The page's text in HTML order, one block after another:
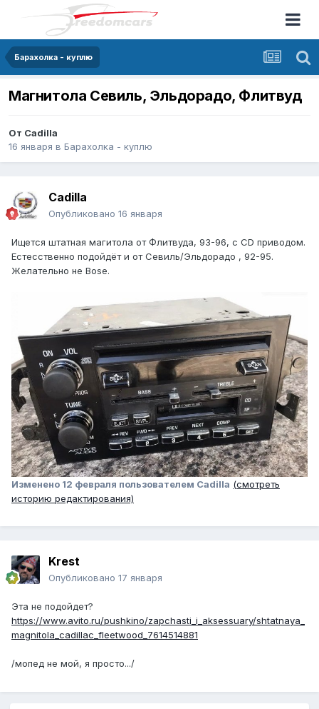
Барахолка - куплю
Магнитола Севиль, Эльдорадо, Флитвуд
От Cadilla
16 января в Барахолка - куплю
Cadilla
Опубликовано 16 января
Ищется штатная магитола от Флитвуда, 93-96, с CD приводом.
Естесственно подойдёт и от Севиль/Эльдорадо , 92-95.
Желательно не Bose.
Изменено 12 февраля пользователем Cadilla (смотреть
историю редактирования)
Krest
Опубликовано 17 января
Эта не подойдет?
https://www.avito.ru/pushkino/zapchasti_i_aksessuary/shtatnaya_
magnitola_cadillac_fleetwood_7614514881
/мопед не мой, я просто.../